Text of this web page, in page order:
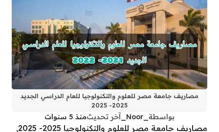
مصاريف جامعة مصر للعلوم والتكنولوجيا للعام الدراسي الجديد
2025- 2025
بواسطة آخر تحديثمنذ 5 سنوات
مصاريف جامعة مصر للعلوم والتكنولوجيا 2025- 2025,